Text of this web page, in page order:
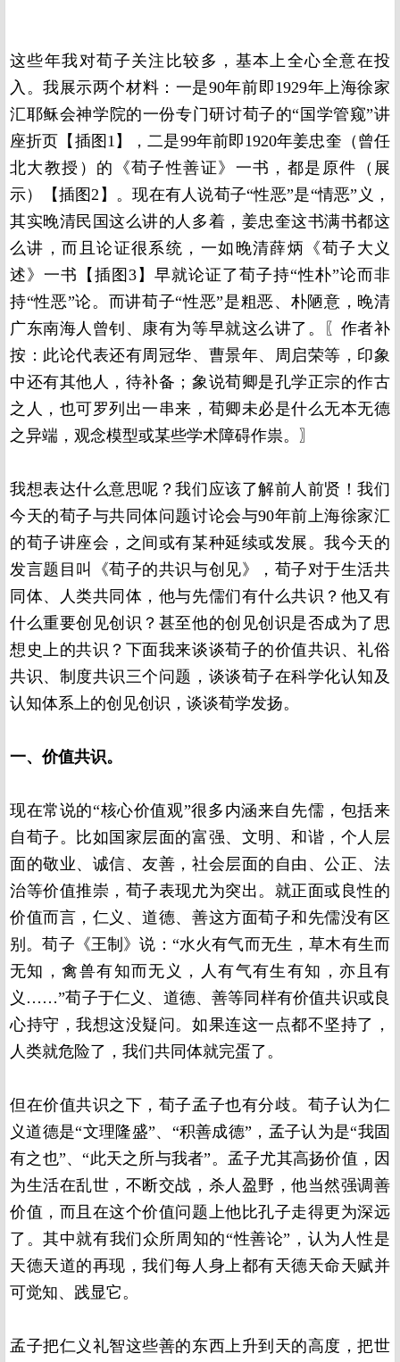
这些年我对荀子关注比较多，基本上全心全意在投
入。我展示两个材料：一是90年前即1929年上海徐家
汇耶稣会神学院的一份专门研讨荀子的“国学管窥”讲
座折页【插图1】，二是99年前即1920年姜忠奎（曾任
北大教授）的《荀子性善证》一书，都是原件（展
示）【插图2】。现在有人说荀子“性恶”是“情恶”义，
其实晚清民国这么讲的人多着，姜忠奎这书满书都这
么讲，而且论证很系统，一如晚清薛炳《荀子大义
述》一书【插图3】早就论证了荀子持“性朴”论而非
持“性恶”论。而讲荀子“性恶”是粗恶、朴陋意，晚清
广东南海人曾钊、康有为等早就这么讲了。〖作者补
按：此论代表还有周冠华、曹景年、周启荣等，印象
中还有其他人，待补备；象说荀卿是孔学正宗的作古
之人，也可罗列出一串来，荀卿未必是什么无本无德
之异端，观念模型或某些学术障碍作祟。〗
我想表达什么意思呢？我们应该了解前人前贤！我们
今天的荀子与共同体问题讨论会与90年前上海徐家汇
的荀子讲座会，之间或有某种延续或发展。我今天的
发言题目叫《荀子的共识与创见》，荀子对于生活共
同体、人类共同体，他与先儒们有什么共识？他又有
什么重要创见创识？甚至他的创见创识是否成为了思
想史上的共识？下面我来谈谈荀子的价值共识、礼俗
共识、制度共识三个问题，谈谈荀子在科学化认知及
认知体系上的创见创识，谈谈荀学发扬。
一、价值共识。
现在常说的“核心价值观”很多内涵来自先儒，包括来
自荀子。比如国家层面的富强、文明、和谐，个人层
面的敬业、诚信、友善，社会层面的自由、公正、法
治等价值推崇，荀子表现尤为突出。就正面或良性的
价值而言，仁义、道德、善这方面荀子和先儒没有区
别。荀子《王制》说：“水火有气而无生，草木有生而
无知，禽兽有知而无义，人有气有生有知，亦且有
义……”荀子于仁义、道德、善等同样有价值共识或良
心持守，我想这没疑问。如果连这一点都不坚持了，
人类就危险了，我们共同体就完蛋了。
但在价值共识之下，荀子孟子也有分歧。荀子认为仁
义道德是“文理隆盛”、“积善成德”，孟子认为是“我固
有之也”、“此天之所与我者”。孟子尤其高扬价值，因
为生活在乱世，不断交战，杀人盈野，他当然强调善
价值，而且在这个价值问题上他比孔子走得更为深远
了。其中就有我们众所周知的“性善论”，认为人性是
天德天道的再现，我们每人身上都有天德天命天赋并
可觉知、践显它。
孟子把仁义礼智这些善的东西上升到天的高度，把世